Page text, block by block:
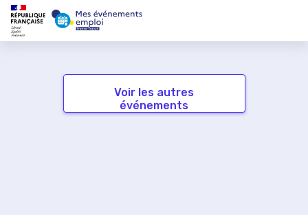
Voir les autres
événements